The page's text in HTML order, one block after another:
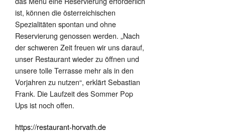
ist, können die österreichischen
Spezialitäten spontan und ohne
Reservierung genossen werden. „Nach
der schweren Zeit freuen wir uns darauf,
unser Restaurant wieder zu öffnen und
unsere tolle Terrasse mehr als in den
Vorjahren zu nutzen“, erklärt Sebastian
Frank. Die Laufzeit des Sommer Pop
Ups ist noch offen.
https://restaurant-horvath.de